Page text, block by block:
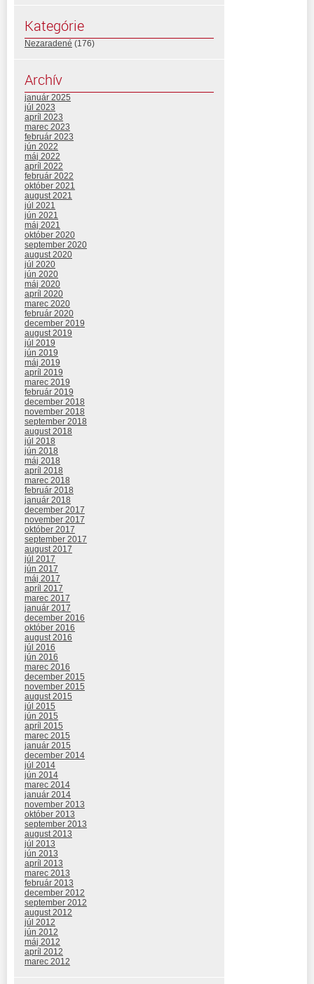
Kategórie
Nezaradené (176)
Archív
január 2025
júl 2023
apríl 2023
marec 2023
február 2023
jún 2022
máj 2022
apríl 2022
február 2022
október 2021
august 2021
júl 2021
jún 2021
máj 2021
október 2020
september 2020
august 2020
júl 2020
jún 2020
máj 2020
apríl 2020
marec 2020
február 2020
december 2019
august 2019
júl 2019
jún 2019
máj 2019
apríl 2019
marec 2019
február 2019
december 2018
november 2018
september 2018
august 2018
júl 2018
jún 2018
máj 2018
apríl 2018
marec 2018
február 2018
január 2018
december 2017
november 2017
október 2017
september 2017
august 2017
júl 2017
jún 2017
máj 2017
apríl 2017
marec 2017
január 2017
december 2016
október 2016
august 2016
júl 2016
jún 2016
marec 2016
december 2015
november 2015
august 2015
júl 2015
jún 2015
apríl 2015
marec 2015
január 2015
december 2014
júl 2014
jún 2014
marec 2014
január 2014
november 2013
október 2013
september 2013
august 2013
júl 2013
jún 2013
apríl 2013
marec 2013
február 2013
december 2012
september 2012
august 2012
júl 2012
jún 2012
máj 2012
apríl 2012
marec 2012